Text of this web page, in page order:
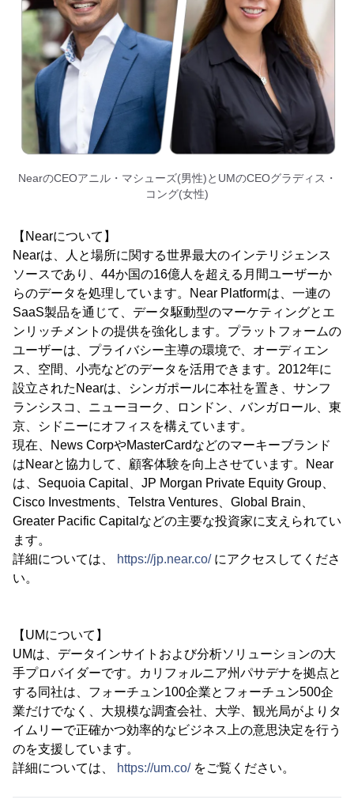
NearのCEOアニル・マシューズ(男性)とUMのCEOグラディス・
コング(女性)
【Nearについて】
Nearは、人と場所に関する世界最大のインテリジェンス
ソースであり、44か国の16億人を超える月間ユーザーか
らのデータを処理しています。Near Platformは、一連の
SaaS製品を通じて、データ駆動型のマーケティングとエ
ンリッチメントの提供を強化します。プラットフォームの
ユーザーは、プライバシー主導の環境で、オーディエン
ス、空間、小売などのデータを活用できます。2012年に
設立されたNearは、シンガポールに本社を置き、サンフ
ランシスコ、ニューヨーク、ロンドン、バンガロール、東
京、シドニーにオフィスを構えています。
現在、News CorpやMasterCardなどのマーキーブランド
はNearと協力して、顧客体験を向上させています。Near
は、Sequoia Capital、JP Morgan Private Equity Group、
Cisco Investments、Telstra Ventures、Global Brain、
Greater Pacific Capitalなどの主要な投資家に支えられてい
ます。
詳細については、
https://jp.near.co/にアクセスしてくださ
い。
【UMについて】
UMは、データインサイトおよび分析ソリューションの大
手プロバイダーです。カリフォルニア州パサデナを拠点と
する同社は、フォーチュン100企業とフォーチュン500企
業だけでなく、大規模な調査会社、大学、観光局がよりタ
イムリーで正確かつ効率的なビジネス上の意思決定を行う
のを支援しています。
詳細については、
https://um.co/をご覧ください。